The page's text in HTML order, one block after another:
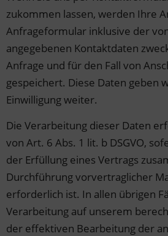
zukommen lassen, werden Ihre
Anfrageformular inklusive der
angegebenen Kontaktdaten
Anfrage und für den Fall von
gespeichert. Diese Daten geben
Einwilligung weiter.
Die Verarbeitung dieser Daten
von Art. 6 Abs. 1 lit. b DSGVO,
der Erfüllung eines Vertrags
Durchführung vorvertraglicher
erforderlich ist. In allen übrigen
Verarbeitung auf unserem
der effektiven Bearbeitung der